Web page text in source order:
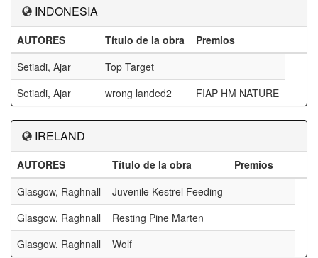
INDONESIA
AUTORES Título de la obra
Premios
Setiadi, Ajar
Top Target
Setiadi, Ajar
wrong landed2 FIAP HM NATURE
IRELAND
AUTORES Título de la obra
Premios
Glasgow, Raghnall
Juvenile Kestrel Feeding
Glasgow, Raghnall
Resting Pine Marten
Glasgow, Raghnall
Wolf